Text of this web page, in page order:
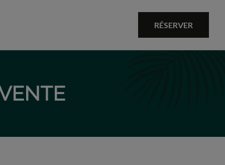
RÉSERVER